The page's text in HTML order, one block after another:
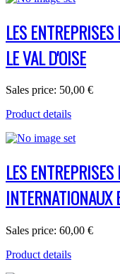
LES
LE VAL D'OISE
Sales price: 50,00 €
Product details
LES
INTERNATIONAUX
Sales price: 60,00 €
Product details